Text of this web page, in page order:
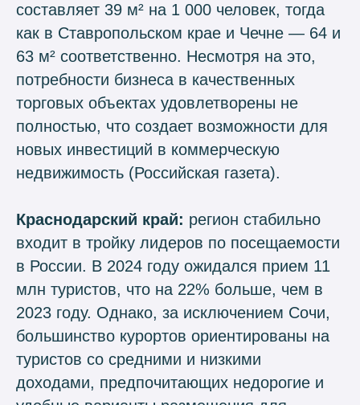
составляет 39 м² на 1 000 человек, тогда
как в Ставропольском крае и Чечне — 64 и
63 м² соответственно. Несмотря на это,
потребности бизнеса в качественных
торговых объектах удовлетворены не
полностью, что создает возможности для
новых инвестиций в коммерческую
недвижимость (Российская газета).
Краснодарский край: регион стабильно
входит в тройку лидеров по посещаемости
в России. В 2024 году ожидался прием 11
млн туристов, что на 22% больше, чем в
2023 году. Однако, за исключением Сочи,
большинство курортов ориентированы на
туристов со средними и низкими
доходами, предпочитающих недорогие и